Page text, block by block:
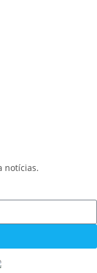
notícias.